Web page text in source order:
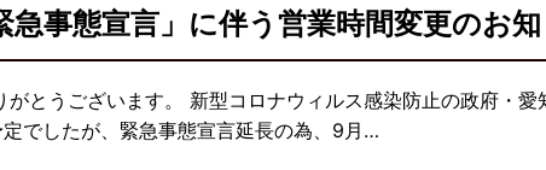
急事態宣言」に伴う営業時間変更のお
とうございます。 新型コロナウィルス感染防止の政府・愛
でしたが、緊急事態宣言延長の為、9月…